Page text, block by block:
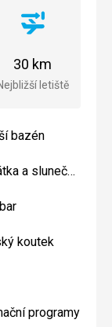
Vzdálenost
letiště
letiště
30 km
bazén
Lehátka a slunečníky u bazénu zdarma
koutek
programy